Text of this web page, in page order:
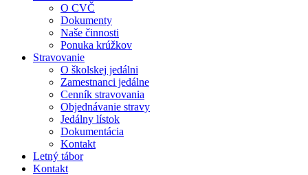
O CVČ
Dokumenty
Naše činnosti
Ponuka krúžkov
Stravovanie
O školskej jedálni
Zamestnanci jedálne
Cenník stravovania
Objednávanie stravy
Jedálny lístok
Dokumentácia
Kontakt
Letný tábor
Kontakt